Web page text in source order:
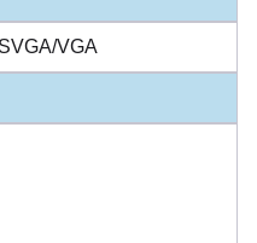
VGA